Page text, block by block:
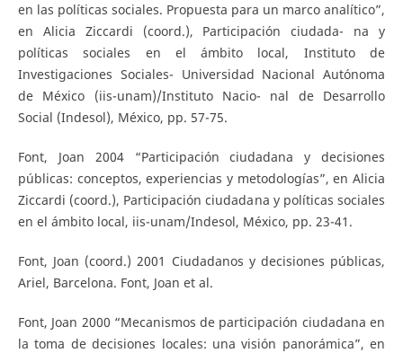
en las políticas sociales. Propuesta para un marco analítico”,
en Alicia Ziccardi (coord.), Participación ciudada- na y
políticas sociales en el ámbito local, Instituto de
Investigaciones Sociales- Universidad Nacional Autónoma
de México (iis-unam)/Instituto Nacio- nal de Desarrollo
Social (Indesol), México, pp. 57-75.
Font, Joan 2004 “Participación ciudadana y decisiones
públicas: conceptos, experiencias y metodologías”, en Alicia
Ziccardi (coord.), Participación ciudadana y políticas sociales
en el ámbito local, iis-unam/Indesol, México, pp. 23-41.
Font, Joan (coord.) 2001 Ciudadanos y decisiones públicas,
Ariel, Barcelona. Font, Joan et al.
Font, Joan 2000 “Mecanismos de participación ciudadana en
la toma de decisiones locales: una visión panorámica”, en